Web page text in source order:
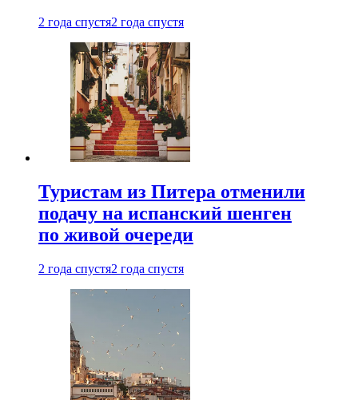
2 года спустя2 года спустя
Туристам из Питера отменили
подачу на испанский шенген
по живой очереди
2 года спустя2 года спустя